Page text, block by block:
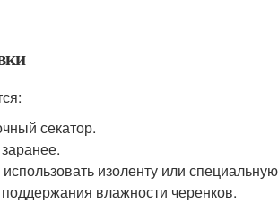
секатор.
изоленту или
влажности черенков.